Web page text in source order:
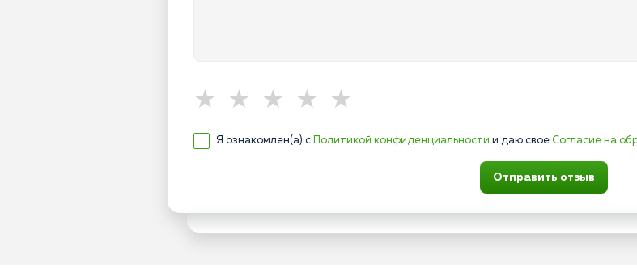
Я ознакомлен(а) с Политикой конфиденциальности и даю свое Согласие на
Отправить отзыв